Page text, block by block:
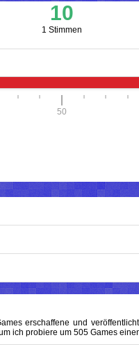
10
1 Stimmen
50
erschaffene und
ich probiere um 505 Games